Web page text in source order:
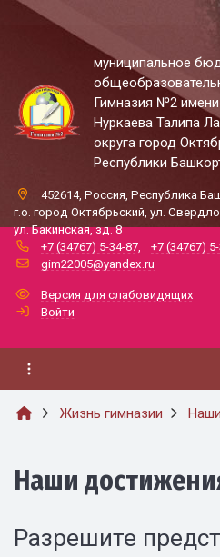
муниципальное
Гимназия №2
Нуркаева Талипа
округа город
Республики
452614, Россия, Республика
г.о. город Октябрьский, ул.
ул. Бакинская, зд. 8
+7 (34767) 5-34-87
+7 (34767)
gim22005@yandex.ru
Версия для слабовидящих
Войти
Жизнь гимназии
Наши
Разрешите